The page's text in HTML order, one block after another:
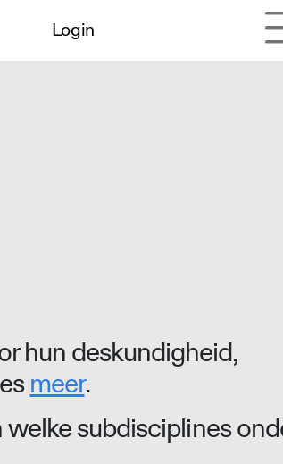
Login
hun deskundigheid,
meer.
subdisciplines